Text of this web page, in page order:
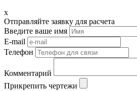
x
Отправляйте заявку для расчета
Введите ваше имя
E-mail
Телефон
Комментарий
Прикрепить чертежи